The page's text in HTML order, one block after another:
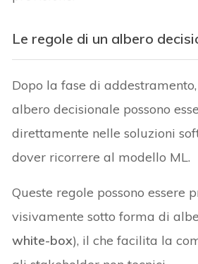
Le regole di un albero
Dopo la fase di
albero decisionale possono
direttamente nelle soluzioni
dover ricorrere al modello ML.
Queste regole possono essere
visivamente sotto forma di
white-box), il che facilita la